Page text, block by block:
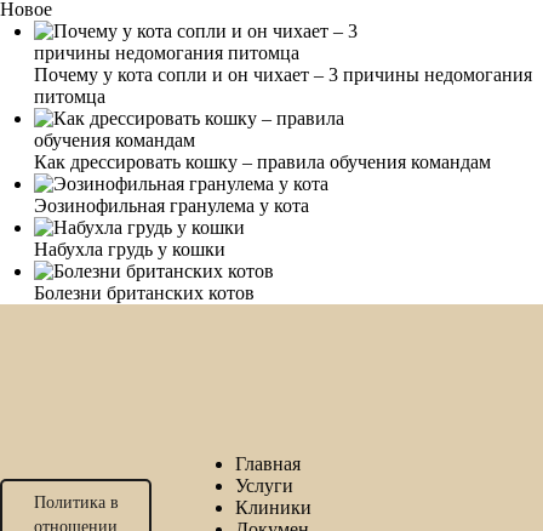
Новое
Почему у кота сопли и он чихает – 3 причины недомогания
питомца
Как дрессировать кошку – правила обучения командам
Эозинофильная гранулема у кота
Набухла грудь у кошки
Болезни британских котов
Политика в
отношении
Главная
Услуги
Клиники